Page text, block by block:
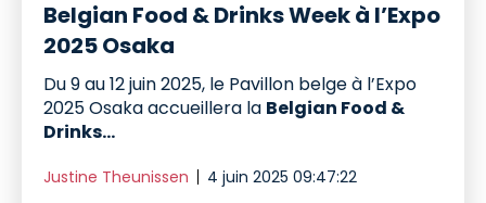
Belgian Food & Drinks Week à l’Expo
2025 Osaka
Du 9 au 12 juin 2025, le Pavillon belge à l’Expo
2025 Osaka accueillera la Belgian Food &
Drinks...
Justine Theunissen 4 juin 2025 09:47:22